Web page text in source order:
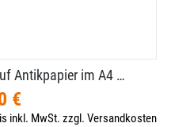
Antikpapier im A4 …
€
inkl. MwSt. zzgl. Versandkosten